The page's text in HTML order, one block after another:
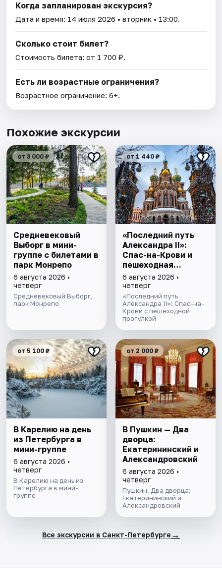
Когда запланирован экскурсия?
Дата и время: 14 июля 2026 • вторник • 13:00.
Сколько стоит билет?
Стоимость билета: от 1 700 ₽.
Есть ли возрастные ограничения?
Возрастное ограничение: 6+.
Похожие экскурсии
от 3 000 ₽
Cредневековый
Выборг в мини-
группе c билетами в
парк Монрепо
6 августа 2026 •
четверг
Средневековый Выборг,
парк Монрепо
от 1 440 ₽
«Последний путь
Александра II»:
Спас-на-Крови и
пешеходная
прогулка
6 августа 2026 •
четверг
«Последний путь
Александра II»: Спас-на-
Крови с пешеходной
прогулкой
от 5 100 ₽
В Карелию на день
из Петербурга в
мини-группе
6 августа 2026 •
четверг
В Карелию на день из
Петербурга в мини-
группе
от 2 000 ₽
В Пушкин — Два
дворца:
Екатерининский и
Александровский
6 августа 2026 •
четверг
Пушкин. Два дворца:
Екатерининский и
Александровский
Все экскурсии в Санкт-Петербурге →